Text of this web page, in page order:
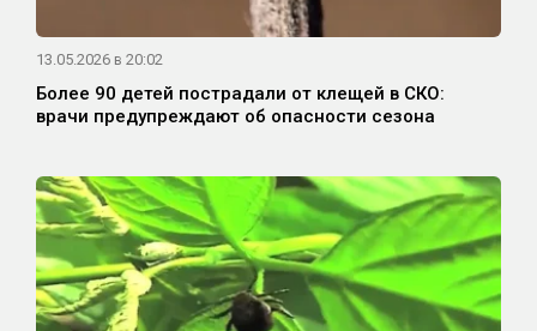
13.05.2026 в 20:02
Более 90 детей пострадали от клещей в СКО:
врачи предупреждают об опасности сезона